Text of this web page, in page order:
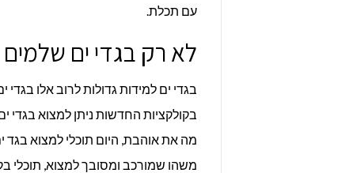
עם תכלת.
לא רק בגדי ים שלמים
בגדי ים למידות גדולות לרוב אלו
בקולקציות החדשות ניתן למצוא בגדי
מה את אוהבת, היום תוכלי למצוא בגד
משהו שמורכב ומסובך למצוא, תוכלי